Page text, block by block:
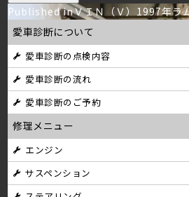
投
稿
ナ
ビ
ゲ
ー
シ
Published inＶＩＮ（Ｖ）1997年ラ
愛車診断について
愛車診断の点検内容
愛車診断の流れ
愛車診断のご予約
修理メニュー
エンジン
サスペンション